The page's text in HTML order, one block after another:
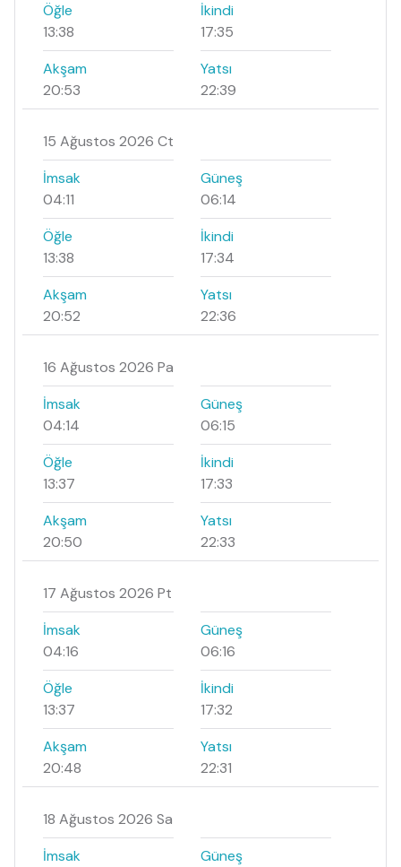
Öğle
13:38
İkindi
17:35
Akşam
20:53
Yatsı
22:39
15 Ağustos 2026 Ct
İmsak
04:11
Güneş
06:14
Öğle
13:38
İkindi
17:34
Akşam
20:52
Yatsı
22:36
16 Ağustos 2026 Pa
İmsak
04:14
Güneş
06:15
Öğle
13:37
İkindi
17:33
Akşam
20:50
Yatsı
22:33
17 Ağustos 2026 Pt
İmsak
04:16
Güneş
06:16
Öğle
13:37
İkindi
17:32
Akşam
20:48
Yatsı
22:31
18 Ağustos 2026 Sa
İmsak
Güneş